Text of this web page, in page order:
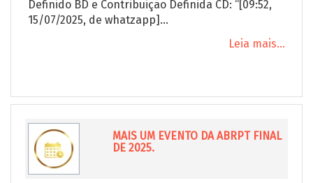
Definido BD e Contribuição Definida CD: “[09:52,
15/07/2025, de whatzapp]...
Leia mais...
MAIS UM EVENTO DA ABRPT FINAL
DE 2025.